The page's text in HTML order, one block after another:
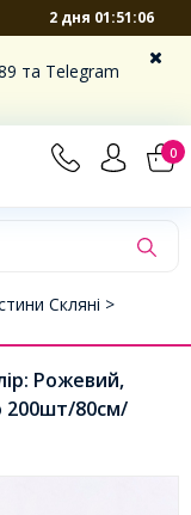
2 дня 01:51:06
та Telegram
0
Скляні >
Рожевий,
200шт/80см/